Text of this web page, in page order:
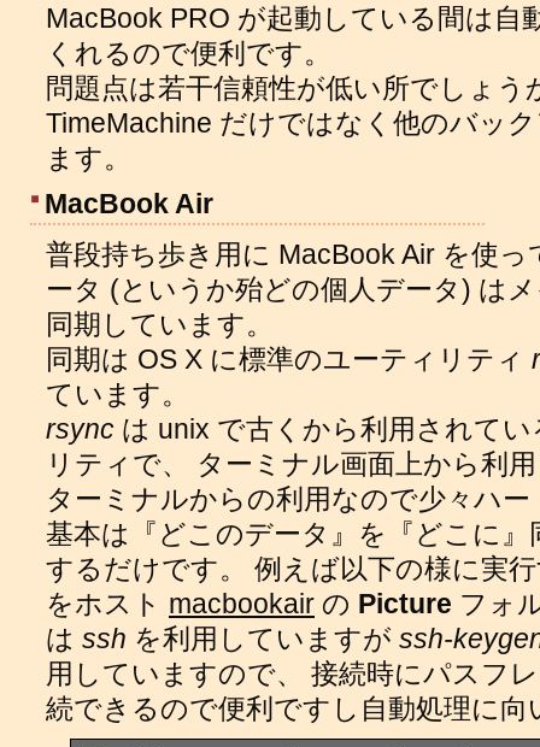
MacBook PRO が起動している間は自
くれるので便利です。
問題点は若干信頼性が低い所でしょう
TimeMachine だけではなく他のバッ
ます。
MacBook Air
普段持ち歩き用に MacBook Air を使
ータ (というか殆どの個人データ) は
同期しています。
同期は OS X に標準のユーティリティ
ています。
rsync は unix で古くから利用されて
リティで、 ターミナル画面上から利
ターミナルからの利用なので少々ハ
基本は『どこのデータ』を『どこに
するだけです。 例えば以下の様に実
をホスト macbookair の Picture フォ
は ssh を利用していますが ssh-
用していますので、 接続時にパスフ
続できるので便利ですし自動処理に向